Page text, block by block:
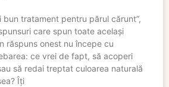
bun tratament pentru părul cărunt”,
care spun toate același
răspuns onest nu începe cu
ce vrei de fapt, să acoperi
să redai treptat culoarea naturală
Îți